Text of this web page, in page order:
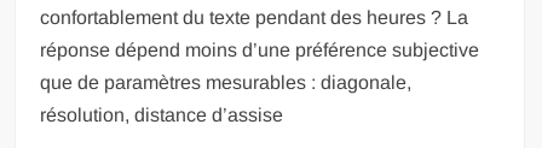
confortablement du texte pendant des heures ? La
réponse dépend moins d’une préférence subjective
que de paramètres mesurables : diagonale,
résolution, distance d’assise